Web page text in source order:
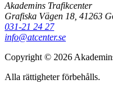
Akademins Trafikcenter
Grafiska Vägen 18, 41263
031-21 24 27
info@atcenter.se
Copyright © 2026
Alla rättigheter förbehålls.